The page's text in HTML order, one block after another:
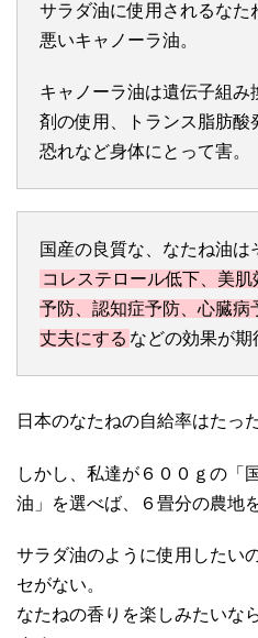
サラダ油に使用されるなた
悪いキャノーラ油。
キャノーラ油は遺伝子組み
剤の使用、トランス脂肪酸
恐れなど身体にとって害。
国産の良質な、なたね油は
コレステロール低下、美
予防、認知症予防、心臓病
丈夫にする などの効果が期
日本のなたねの自給率はたっ
しかし、私達が６００ｇの「
油」を選べば、６畳分の農地
サラダ油のように使用したい
セがない。
なたねの香りを楽しみたいな